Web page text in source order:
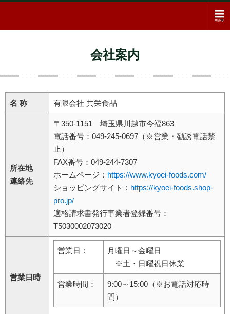
会社案内
名 称 有限会社 共栄食品
所在地
連絡先
〒350-1151 埼玉県川越市今福863
電話番号：049-245-0697（※営業・勧誘電話禁
止）
FAX番号：049-244-7307
ホームページ： https://www.kyoei-foods.com/
ショッピングサイト： https://kyoei-foods.shop-
pro.jp/
適格請求書発行事業者登録番号：
T5030002073020
営業日時
営業日：
月曜日～金曜日
※土・日曜祝日休業
営業時間：
9:00～15:00（※お電話対応時
間）